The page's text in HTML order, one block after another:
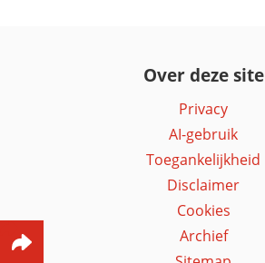
Over deze site
Privacy
AI-gebruik
Toegankelijkheid
Disclaimer
Cookies
Archief